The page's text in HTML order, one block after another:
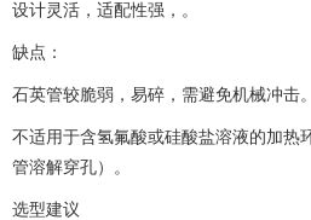
设计灵活，适配性强，。
缺点：
石英管较脆弱，易碎，需避免机械冲击。
不适用于含氢氟酸或硅酸盐溶液的加热
管溶解穿孔）。
选型建议